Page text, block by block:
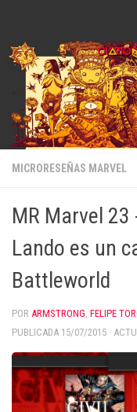
MICRORESEÑAS MARVEL
MR Marvel
Lando es un
Battleworld
POR ARMSTRONG, FELIPE
PUBLICADA 15/07/2015 ·